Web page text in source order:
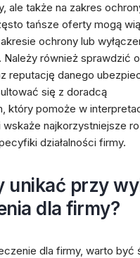
ale także na zakres
tańsze oferty mogą
ochrony lub
również sprawdzić
reputację danego
się z doradcą
który pomoże w
najkorzystniejsze
działalności firmy.
unikać przy
dla firmy?
dla firmy, warto być